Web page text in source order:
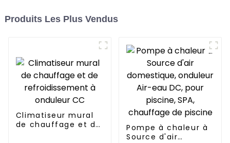
Produits Les Plus Vendus
Climatiseur mural
de chauffage et de
Pompe à chaleur à
Source d'air